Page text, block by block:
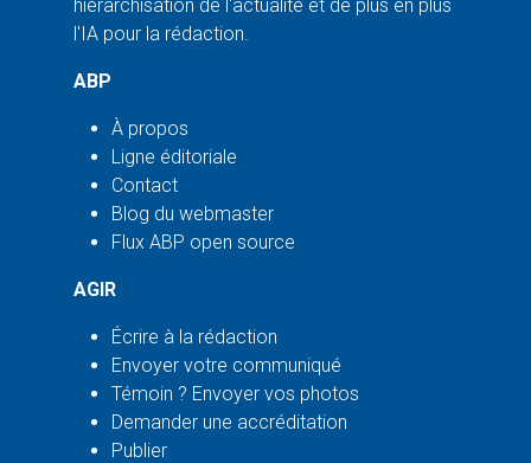
hiérarchisation de l'actualité et de plus en plus
l'IA pour la rédaction.
ABP
À propos
Ligne éditoriale
Contact
Blog du webmaster
Flux ABP open source
AGIR
Écrire à la rédaction
Envoyer votre communiqué
Témoin ? Envoyer vos photos
Demander une accréditation
Publier